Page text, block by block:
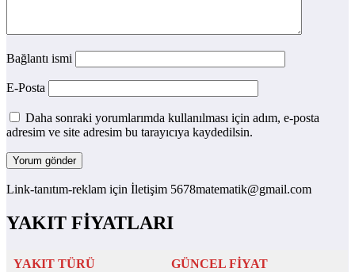
Bağlantı ismi
E-Posta
Daha sonraki yorumlarımda kullanılması için adım, e-posta
adresim ve site adresim bu tarayıcıya kaydedilsin.
Link-tanıtım-reklam için İletişim 5678matematik@gmail.com
YAKIT FİYATLARI
YAKIT TÜRÜ GÜNCEL FİYAT